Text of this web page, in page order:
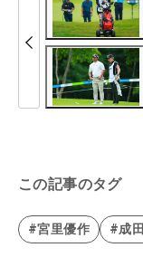
この記事のタグ
#宮里優作 #成